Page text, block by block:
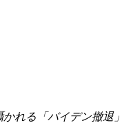
れる「バイデン撤退